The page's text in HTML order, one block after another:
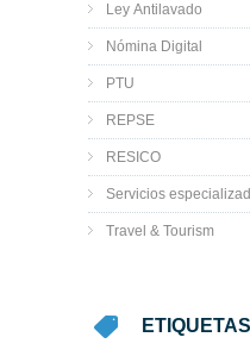
Ley Antilavado
Nómina Digital
PTU
REPSE
RESICO
Servicios
Travel & Tourism
ETIQUETAS